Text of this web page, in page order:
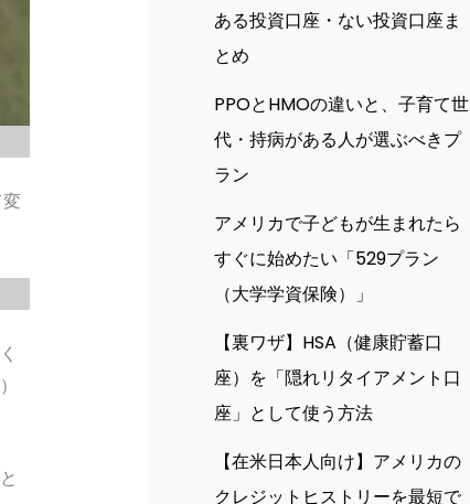
ある投資口座・ない投資口座ま
とめ
PPOとHMOの違いと、子育て世
代・持病がある人が選ぶべきプ
ラン
アメリカで子どもが生まれたら
すぐに始めたい「529プラン
（大学学資保険）」
【裏ワザ】HSA（健康貯蓄口
座）を「隠れリタイアメント口
座」として使う方法
【在米日本人向け】アメリカの
クレジットヒストリーを最短で